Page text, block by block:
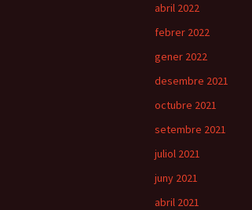
abril 2022
febrer 2022
gener 2022
desembre 2021
octubre 2021
setembre 2021
juliol 2021
juny 2021
abril 2021